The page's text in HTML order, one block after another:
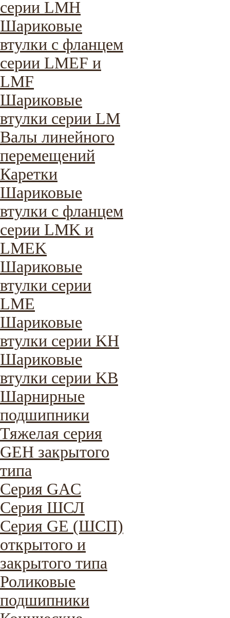
серии LMH
Шариковые
втулки с фланцем
серии LMEF и
LMF
Шариковые
втулки серии LM
Валы линейного
перемещений
Каретки
Шариковые
втулки с фланцем
серии LMK и
LMEK
Шариковые
втулки серии
LME
Шариковые
втулки серии KH
Шариковые
втулки серии KB
Шарнирные
подшипники
Тяжелая серия
GEH закрытого
типа
Серия GAC
Cерия ШСЛ
Серия GE (ШСП)
открытого и
закрытого типа
Роликовые
подшипники